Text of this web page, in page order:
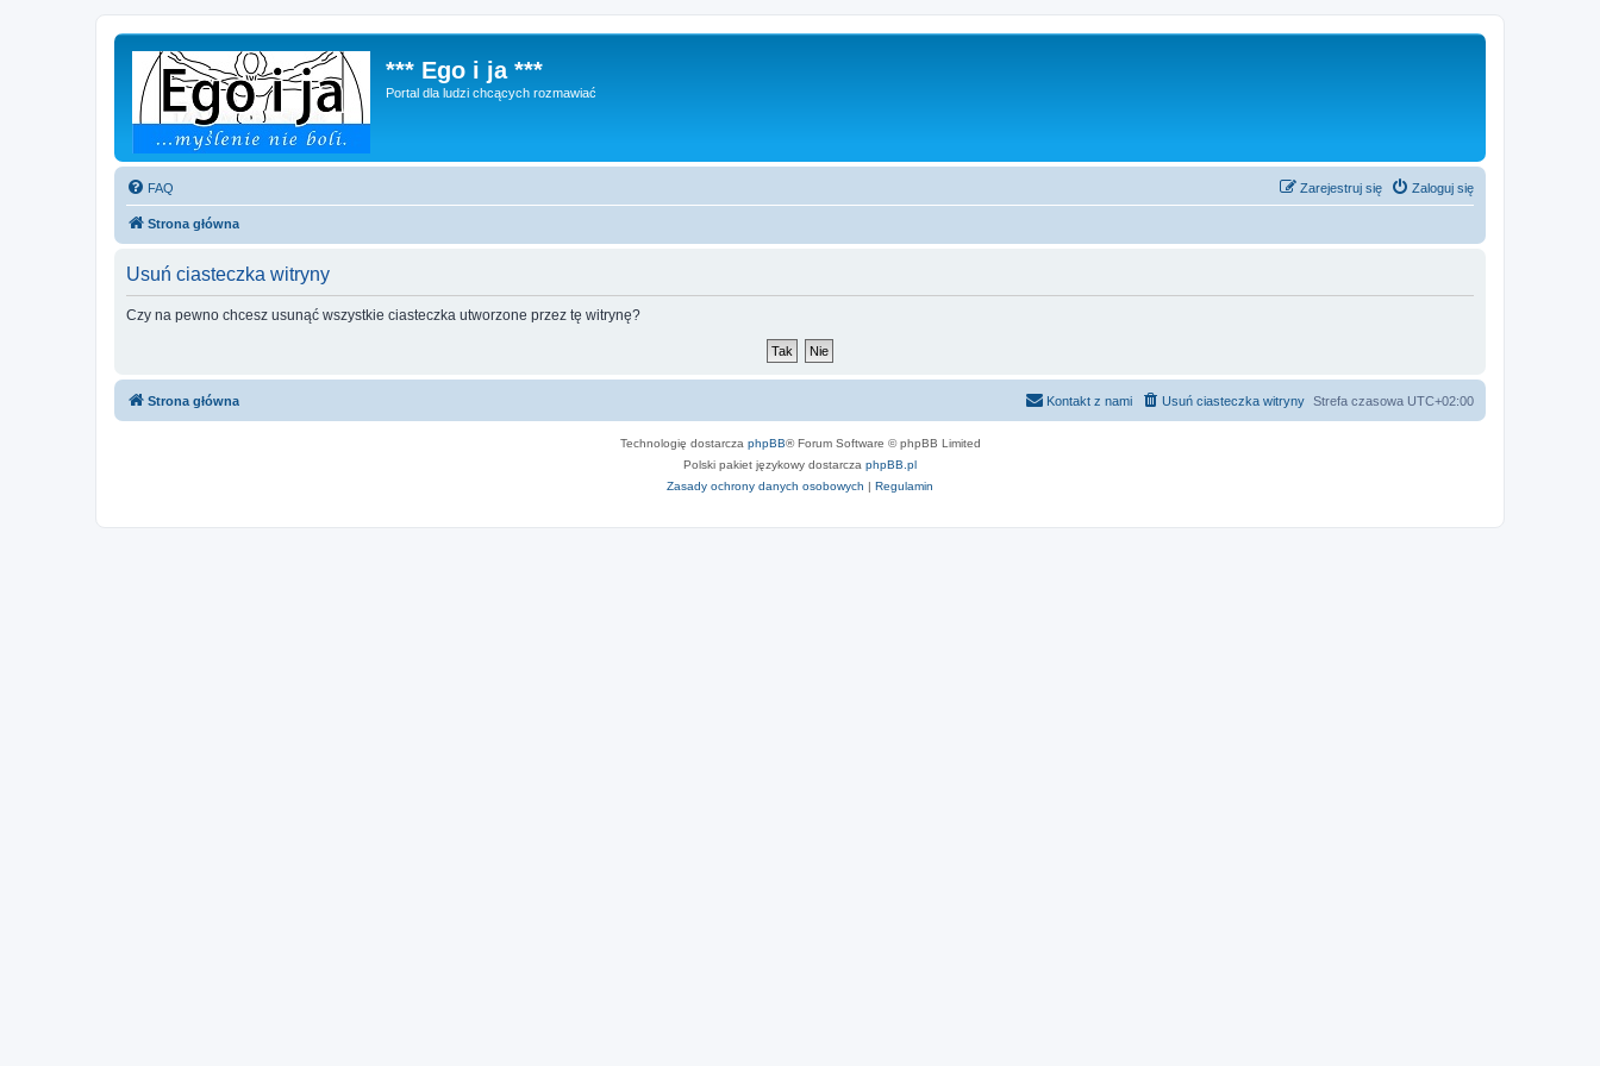
*** Ego i ja ***
Portal dla ludzi chcących rozmawiać
FAQ Zaloguj się
Zarejestruj się
Strona główna
Usuń ciasteczka witryny
Czy na pewno chcesz usunąć wszystkie ciasteczka utworzone przez tę witrynę?
Strona główna Strefa czasowa UTC+02:00
Usuń ciasteczka witryny
Kontakt z nami
Technologię dostarcza phpBB® Forum Software © phpBB Limited
Polski pakiet językowy dostarcza phpBB.pl
Zasady ochrony danych osobowych | Regulamin